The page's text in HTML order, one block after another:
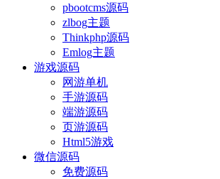
pbootcms源码
zlbog主题
Thinkphp源码
Emlog主题
游戏源码
网游单机
手游源码
端游源码
页游源码
Html5游戏
微信源码
免费源码